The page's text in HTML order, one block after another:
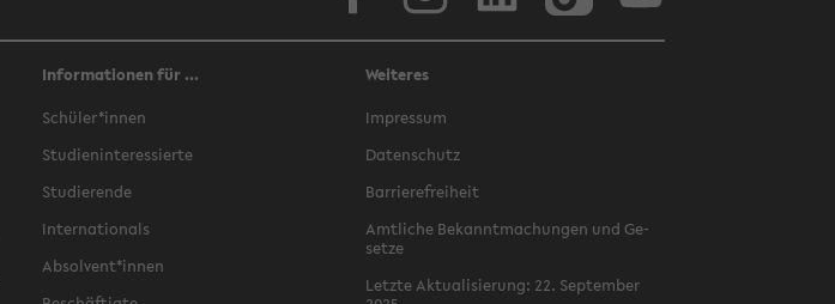
Informationen für ...
Schü­ler*innen
Stu­di­en­in­ter­es­sier­te
Stu­die­ren­de
In­ter­na­tio­nals
Ab­sol­vent*innen
Weiteres
Im­pres­sum
Da­ten­schutz
Bar­rie­re­frei­heit
Amt­li­che Be­kannt­ma­chun­gen und Ge­
set­ze
Letz­te Ak­tua­li­sie­rung: 22. Sep­tem­ber